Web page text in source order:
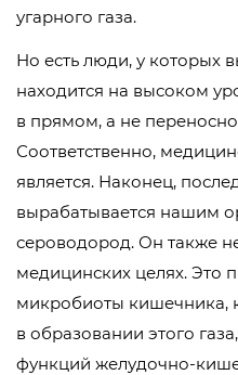
угарного газа.
Но есть люди, у которых
находится на высоком
в прямом, а не
Соответственно,
является. Наконец,
вырабатывается нашим
сероводород. Он также
медицинских целях. Это
микробиоты кишечника,
в образовании этого
функций желудочно-